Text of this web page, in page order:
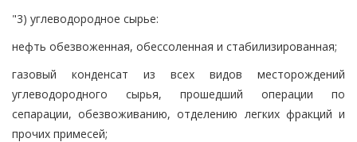
"3) углеводородное сырье:
нефть обезвоженная, обессоленная и стабилизированная;
газовый конденсат из всех видов месторождений
углеводородного сырья, прошедший операции по
сепарации, обезвоживанию, отделению легких фракций и
прочих примесей;